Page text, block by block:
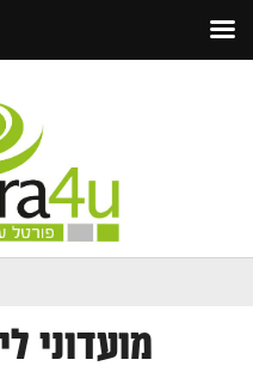
מועדוני